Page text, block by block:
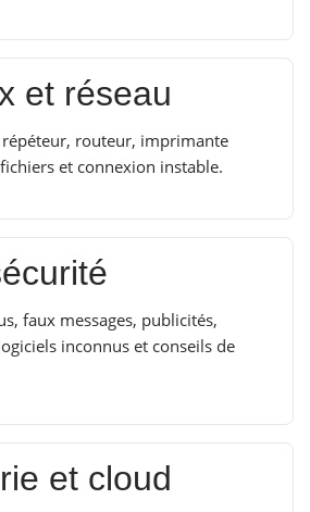
et réseau
routeur, imprimante
et connexion instable.
faux messages, publicités,
inconnus et conseils de
et cloud